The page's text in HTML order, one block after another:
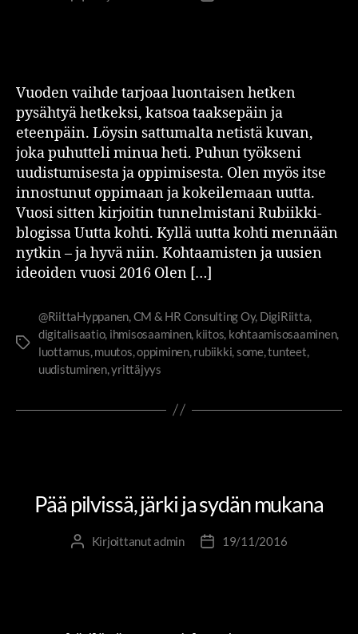
Vuoden vaihde tarjoaa luontaisen hetken
pysähtyä hetkeksi, katsoa taaksepäin ja
eteenpäin. Löysin sattumalta netistä kuvan,
joka puhutteli minua heti. Puhun työkseni
uudistumisesta ja oppimisesta. Olen myös itse
innostunut oppimaan ja kokeilemaan uutta.
Vuosi sitten kirjoitin tunnelmistani Rubiikki-
blogissa Uutta kohti. Kyllä uutta kohti mennään
nytkin – ja hyvä niin. Kohtaamisten ja uusien
ideoiden vuosi 2016 Olen […]
@RiittaHyppanen CM & HR Consulting Oy, DigiRiitta
digitalisaatio, ihmisosaaminen, kiitos kohtaamisosaaminen,
luottamus muutos ,oppiminen, rubiikki some,tunteet
uudistuminen,yrittäjyys
Pää pilvissä, järki ja sydän mukana
Kirjoittanutadmin 19/11/2016